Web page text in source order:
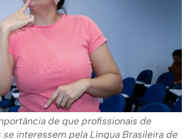
de que profissionais de
interessem pela Língua Brasileira de